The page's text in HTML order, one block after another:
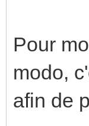
Pour
modo,
afin de